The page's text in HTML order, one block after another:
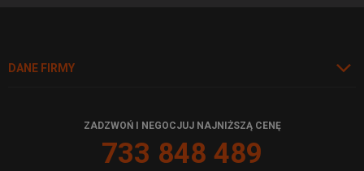
DANE FIRMY
ZADZWOŃ I NEGOCJUJ NAJNIŻSZĄ CENĘ
733 848 489